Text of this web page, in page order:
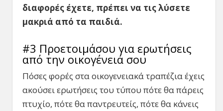
διαφορές έχετε, πρέπει να τις λύσετε
μακριά από τα παιδιά.
#3 Προετοιμάσου για ερωτήσεις
από την οικογένειά σου
Πόσες φορές στα οικογενειακά τραπέζια έχεις
ακούσει ερωτήσεις του τύπου πότε θα πάρεις
πτυχίο, πότε θα παντρευτείς, πότε θα κάνεις